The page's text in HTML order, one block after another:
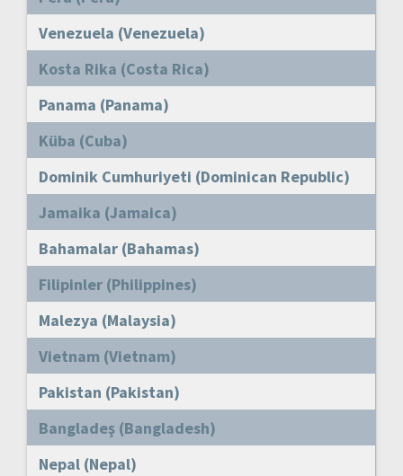
Venezuela (Venezuela)
Kosta Rika (Costa Rica)
Panama (Panama)
Küba (Cuba)
Dominik Cumhuriyeti (Dominican Republic)
Jamaika (Jamaica)
Bahamalar (Bahamas)
Filipinler (Philippines)
Malezya (Malaysia)
Vietnam (Vietnam)
Pakistan (Pakistan)
Bangladeş (Bangladesh)
Nepal (Nepal)